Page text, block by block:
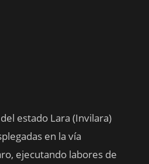
estado Lara (Invilara)
en la vía
ejecutando labores de